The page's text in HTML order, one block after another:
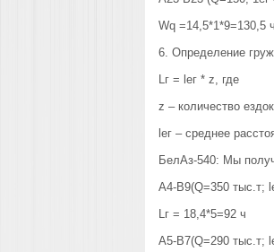
Wq =14,5*1*9=130,5 ч
6. Определение
Lг = lег * z, где
z – количество
lег – среднее
БелАз-540: Мы
А4-В9(Q=350 тыс.т;
Lг = 18,4*5=92 ч
А5-В7(Q=290 тыс.т;